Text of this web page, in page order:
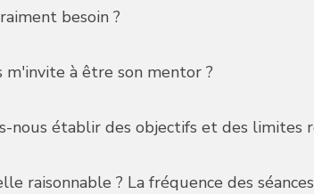
besoin ?
à être son mentor ?
nous établir des objectifs et des limites
raisonnable ? La fréquence des